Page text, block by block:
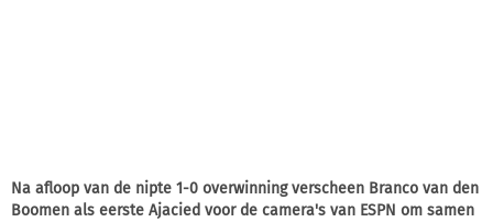
Na afloop van de nipte 1-0 overwinning verscheen Branco van den
Boomen als eerste Ajacied voor de camera's van ESPN om samen